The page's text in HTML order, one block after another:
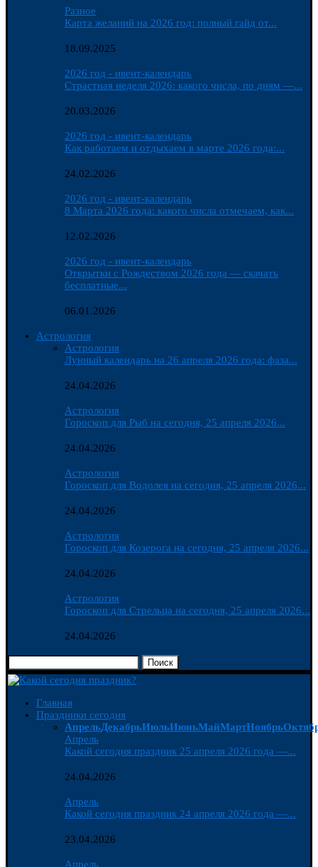
Разное
Карта желаний на 2026 год: полный гайд от...
18.09.2025
2026 год - ивент-календарь
Страстная неделя 2026: какого числа, по дням —...
20.03.2026
2026 год - ивент-календарь
Как работаем и отдыхаем в марте 2026 года:...
24.02.2026
2026 год - ивент-календарь
8 Марта 2026 года: какого числа отмечаем, как...
12.02.2026
2026 год - ивент-календарь
Открытки с Рождеством 2026 года — скачать
бесплатные...
06.01.2026
Астрология
Астрология
Лунный календарь на 26 апреля 2026 года: фаза...
24.04.2026
Астрология
Гороскоп для Рыб на сегодня, 25 апреля 2026...
24.04.2026
Астрология
Гороскоп для Водолея на сегодня, 25 апреля 2026...
24.04.2026
Астрология
Гороскоп для Козерога на сегодня, 25 апреля 2026...
24.04.2026
Астрология
Гороскоп для Стрельца на сегодня, 25 апреля 2026...
24.04.2026
Поиск
Главная
Праздники сегодня
АпрельДекабрьИюльИюньМайМартНоябрь
Апрель
Какой сегодня праздник 25 апреля 2026 года —...
24.04.2026
Апрель
Какой сегодня праздник 24 апреля 2026 года —...
23.04.2026
Апрель